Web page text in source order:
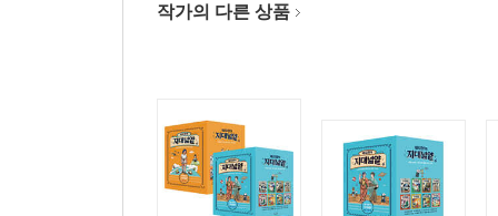
작가의 다른 상품